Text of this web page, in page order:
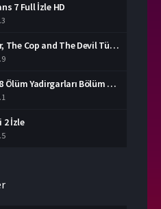
7 Full İzle HD
The Gangster, The Cop and The Devil Türkçe Dublaj İzle
Harry Potter 8 Ölüm Yadirgarları Bölüm 2 İzle
2 İzle